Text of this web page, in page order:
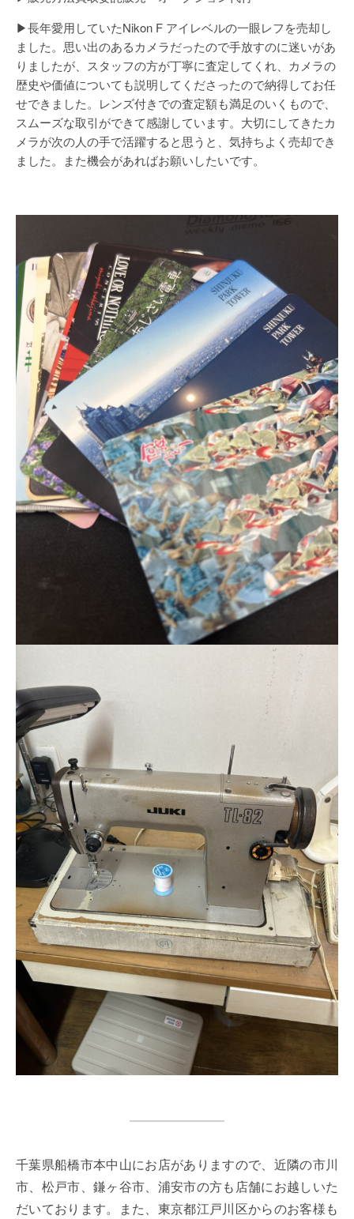
▶長年愛用していたNikon F アイレベルの一眼レフを売却し
ました。思い出のあるカメラだったので手放すのに迷いがあ
りましたが、スタッフの方が丁寧に査定してくれ、カメラの
歴史や価値についても説明してくださったので納得してお任
せできました。レンズ付きでの査定額も満足のいくもので、
スムーズな取引ができて感謝しています。大切にしてきたカ
メラが次の人の手で活躍すると思うと、気持ちよく売却でき
ました。また機会があればお願いしたいです。
千葉県船橋市本中山にお店がありますので、近隣の市川
市、松戸市、鎌ヶ谷市、浦安市の方も店舗にお越しいた
だいております。また、東京都江戸川区からのお客様も